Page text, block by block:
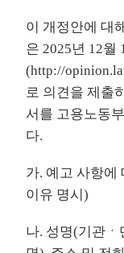
이 개정안에 대
은 2025년 12월
(http://
로 의견을 제출
서를 고용노동
다.
가. 예고 사항에
이유 명시)
나. 성명(기관